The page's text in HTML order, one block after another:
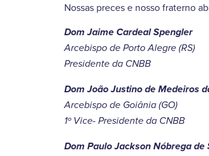
Nossas preces e nosso fraterno
Dom Jaime Cardeal Spengler
Arcebispo de Porto Alegre (RS)
Presidente da CNBB
Dom João Justino de Medeiros
Arcebispo de Goiânia (GO)
1º Vice- Presidente da CNBB
Dom Paulo Jackson Nóbrega de